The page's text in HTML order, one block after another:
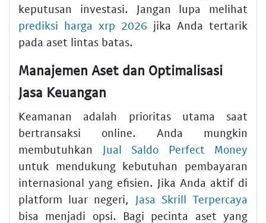
keputusan investasi. Jangan lupa melihat
prediksi harga xrp 2026 jika Anda tertarik
pada aset lintas batas.
Manajemen Aset dan Optimalisasi
Jasa Keuangan
Keamanan adalah prioritas utama saat
bertransaksi online. Anda mungkin
membutuhkan Jual Saldo Perfect Money
untuk mendukung kebutuhan pembayaran
internasional yang efisien. Jika Anda aktif di
platform luar negeri, Jasa Skrill Terpercaya
bisa menjadi opsi. Bagi pecinta aset yang